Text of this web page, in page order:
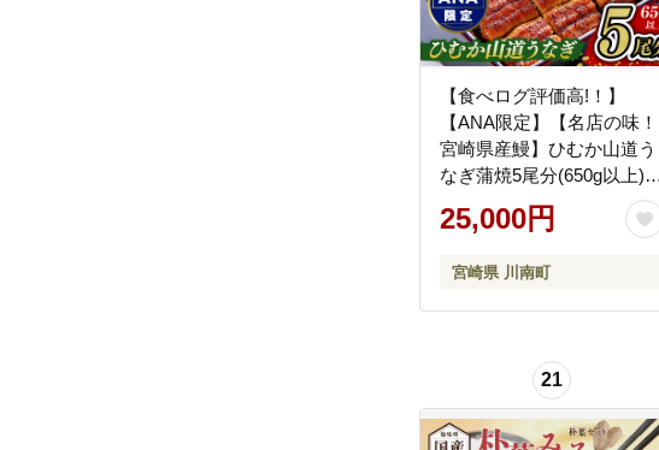
【食べログ評価高!！】
【ANA限定】【名店の味！
宮崎県産鰻】ひむか山道う
なぎ蒲焼5尾分(650g以上)
【 国産 うなぎ ウナギ 鰻】
[B08412]
25,000円
宮崎県 川南町
21